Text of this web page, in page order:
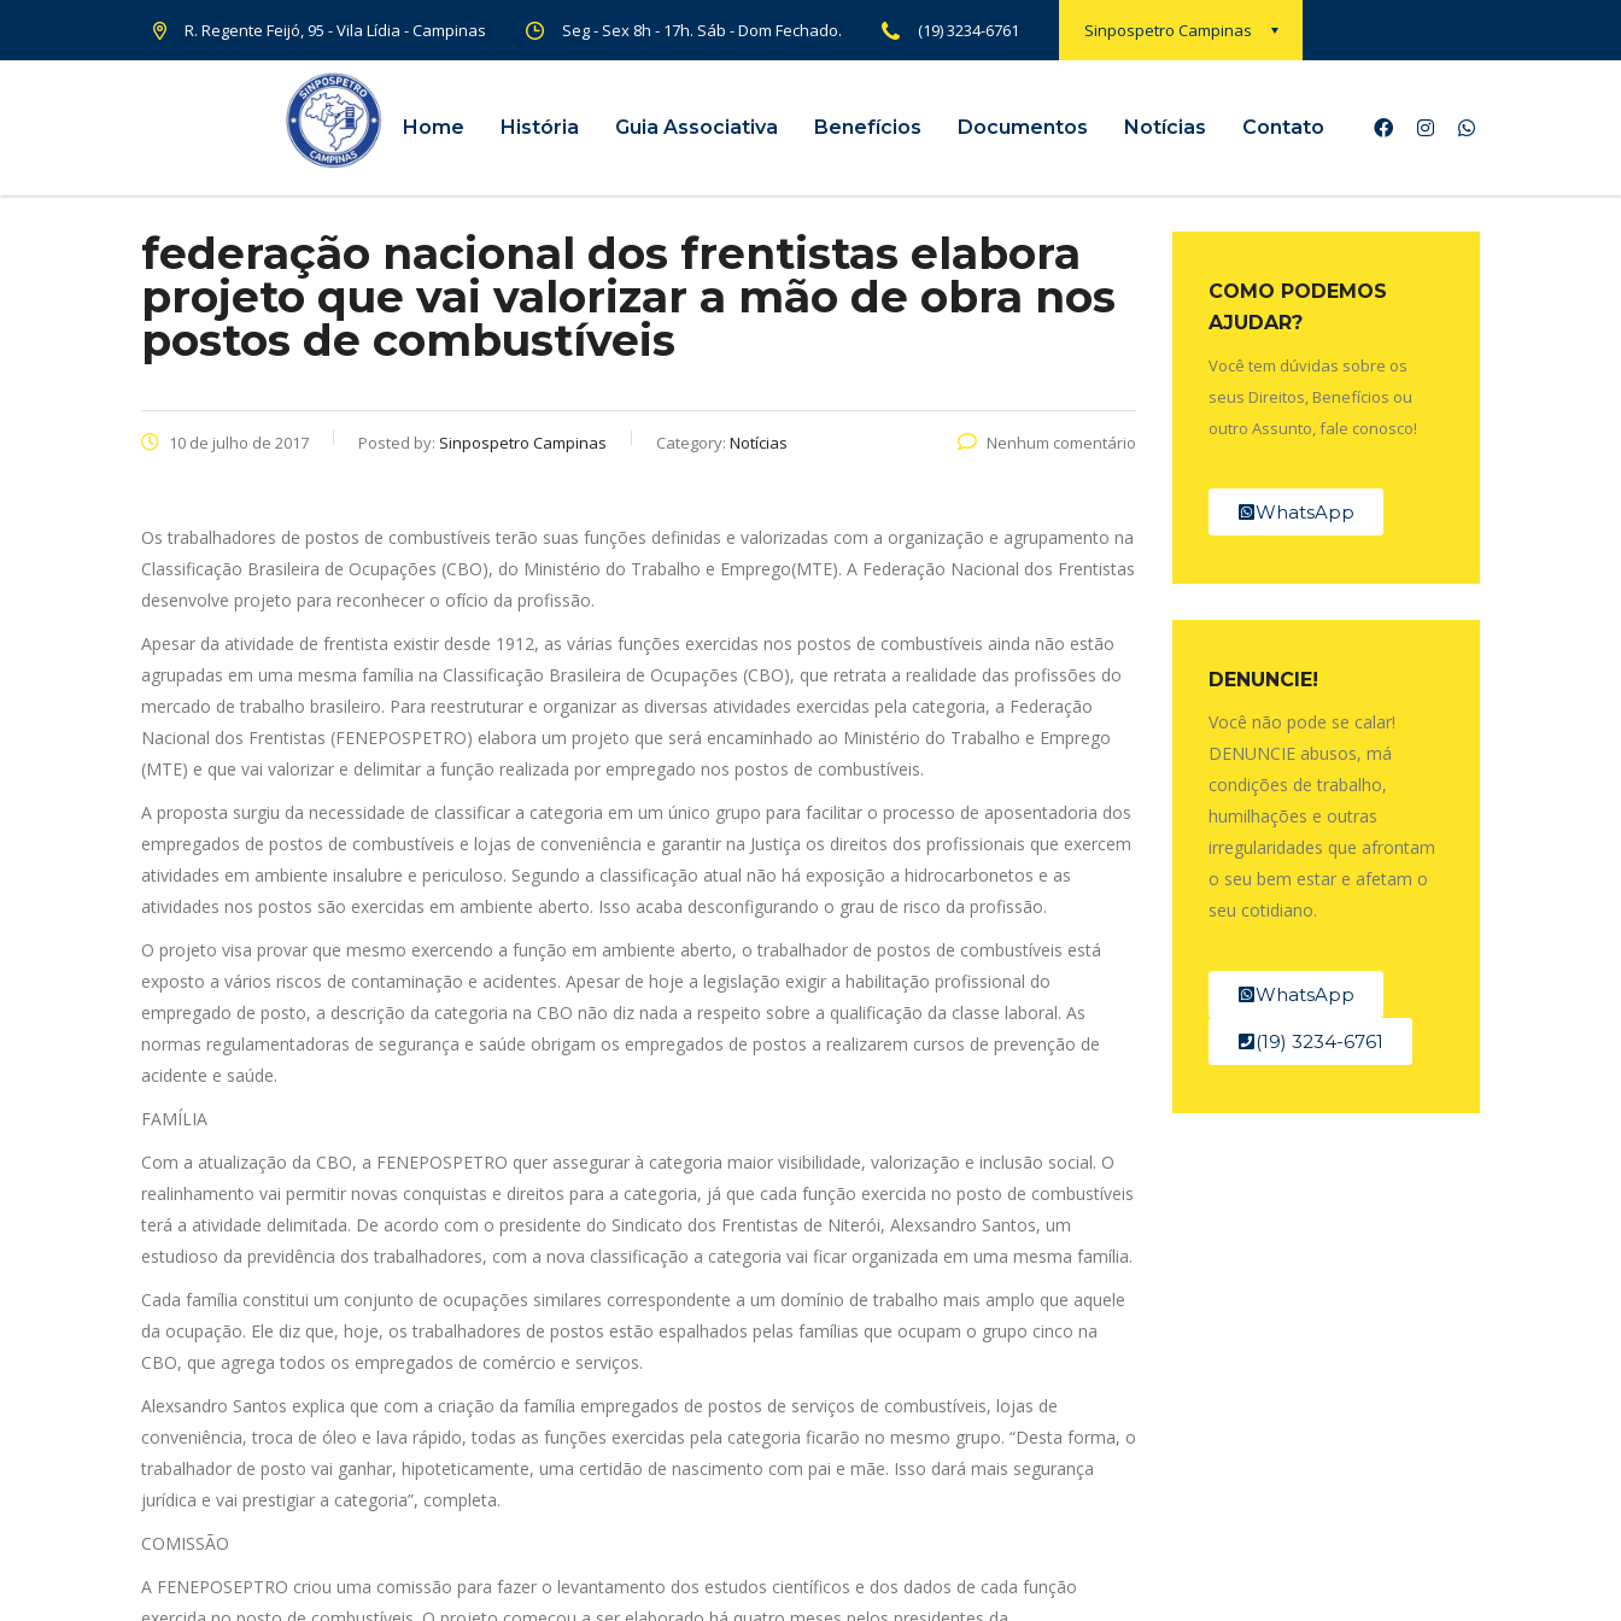
Sinpospetro Campinas
R. Regente Feijó, 95 - Vila Lídia - Campinas Seg - Sex 8h - 17h. Sáb - Dom Fechado. (19) 3234-6761
Home História Guia Associativa Benefícios Documentos Notícias Contato
federação nacional dos frentistas elabora
projeto que vai valorizar a mão de obra nos
postos de combustíveis
10 de julho de 2017 Posted by: Sinpospetro Campinas Category: Notícias Nenhum comentário
Os trabalhadores de postos de combustíveis terão suas funções definidas e valorizadas com a organização e agrupamento na
Classificação Brasileira de Ocupações (CBO), do Ministério do Trabalho e Emprego(MTE). A Federação Nacional dos Frentistas
desenvolve projeto para reconhecer o ofício da profissão.
Apesar da atividade de frentista existir desde 1912, as várias funções exercidas nos postos de combustíveis ainda não estão
agrupadas em uma mesma família na Classificação Brasileira de Ocupações (CBO), que retrata a realidade das profissões do
mercado de trabalho brasileiro. Para reestruturar e organizar as diversas atividades exercidas pela categoria, a Federação
Nacional dos Frentistas (FENEPOSPETRO) elabora um projeto que será encaminhado ao Ministério do Trabalho e Emprego
(MTE) e que vai valorizar e delimitar a função realizada por empregado nos postos de combustíveis.
A proposta surgiu da necessidade de classificar a categoria em um único grupo para facilitar o processo de aposentadoria dos
empregados de postos de combustíveis e lojas de conveniência e garantir na Justiça os direitos dos profissionais que exercem
atividades em ambiente insalubre e periculoso. Segundo a classificação atual não há exposição a hidrocarbonetos e as
atividades nos postos são exercidas em ambiente aberto. Isso acaba desconfigurando o grau de risco da profissão.
O projeto visa provar que mesmo exercendo a função em ambiente aberto, o trabalhador de postos de combustíveis está
exposto a vários riscos de contaminação e acidentes. Apesar de hoje a legislação exigir a habilitação profissional do
empregado de posto, a descrição da categoria na CBO não diz nada a respeito sobre a qualificação da classe laboral. As
normas regulamentadoras de segurança e saúde obrigam os empregados de postos a realizarem cursos de prevenção de
acidente e saúde.
FAMÍLIA
Com a atualização da CBO, a FENEPOSPETRO quer assegurar à categoria maior visibilidade, valorização e inclusão social. O
realinhamento vai permitir novas conquistas e direitos para a categoria, já que cada função exercida no posto de combustíveis
terá a atividade delimitada. De acordo com o presidente do Sindicato dos Frentistas de Niterói, Alexsandro Santos, um
estudioso da previdência dos trabalhadores, com a nova classificação a categoria vai ficar organizada em uma mesma família.
Cada família constitui um conjunto de ocupações similares correspondente a um domínio de trabalho mais amplo que aquele
da ocupação. Ele diz que, hoje, os trabalhadores de postos estão espalhados pelas famílias que ocupam o grupo cinco na
CBO, que agrega todos os empregados de comércio e serviços.
Alexsandro Santos explica que com a criação da família empregados de postos de serviços de combustíveis, lojas de
conveniência, troca de óleo e lava rápido, todas as funções exercidas pela categoria ficarão no mesmo grupo. “Desta forma, o
trabalhador de posto vai ganhar, hipoteticamente, uma certidão de nascimento com pai e mãe. Isso dará mais segurança
jurídica e vai prestigiar a categoria”, completa.
COMISSÃO
A FENEPOSEPTRO criou uma comissão para fazer o levantamento dos estudos científicos e dos dados de cada função
COMO PODEMOS
AJUDAR?
Você tem dúvidas sobre os
seus Direitos, Benefícios ou
outro Assunto, fale conosco!
WhatsApp
DENUNCIE!
Você não pode se calar!
DENUNCIE abusos, má
condições de trabalho,
humilhações e outras
irregularidades que afrontam
o seu bem estar e afetam o
seu cotidiano.
WhatsApp
(19) 3234-6761